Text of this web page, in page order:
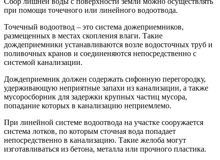
при помощи точечного или линейного водоотвода.
Точечный водоотвод – это система дожеприемников,
размещенных в местах скопления влаги. Такие
дождеприемники устанавливаются возле водосточных труб и
поливочных кранов и соединеняются непосредственно с
системой канализации.
Дождеприемник должен содержать сифонную перегородку,
удерживающую неприятные запахи из канализации, а также
мусоросборник для задержки крупных частиц мусора,
попадание которых в канализацию неприемлемо.
При линейной системе водоотвода на участке сооружается
система лотков, по которым сточная вода попадает
непосредственно в канализацию. Такие желоба могут
изготавливаться из бетона, металла или прочного пластика.